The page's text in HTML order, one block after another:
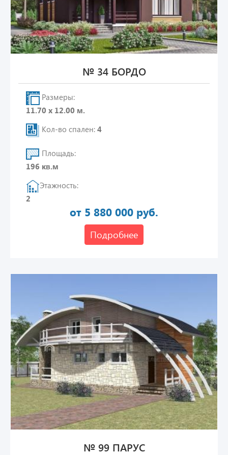
№ 34 БОРДО
Размеры:
11.70 х 12.00 м.
Кол-во спален: 4
Площадь:
196 кв.м
Этажность:
2
от 5 880 000 руб.
Подробнее
№ 99 ПАРУС